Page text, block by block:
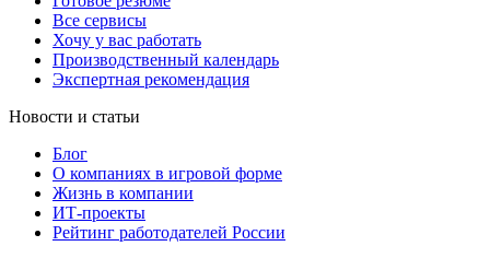
Все сервисы
Хочу у вас работать
Производственный календарь
Экспертная рекомендация
Новости и статьи
Блог
О компаниях в игровой форме
Жизнь в компании
ИТ-проекты
Рейтинг работодателей России